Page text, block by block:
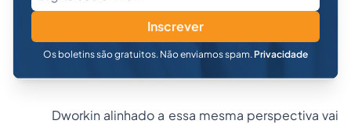
Inscrever
Os boletins são gratuitos. Não enviamos spam. Privacidade
Dworkin alinhado a essa mesma perspectiva vai